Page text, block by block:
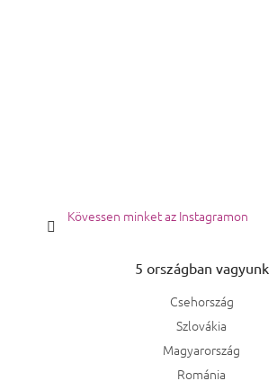
Kövessen minket az Instagramon
5 országban vagyunk
Csehország
Szlovákia
Magyarország
Románia